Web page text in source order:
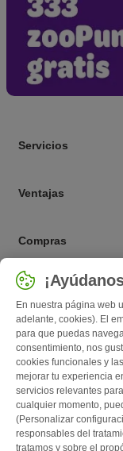
Servicios
Ventajas
Compras
Seleccionar país
España / ES
Follow zooplus
En nuestra página web
adelante, cookies). El
para que puedas
consentimiento, nos
cookies funcionales y
mejorar tu experiencia
servicios relevantes
cualquier momento,
(Personalizar
responsables del
tratamos y sobre el